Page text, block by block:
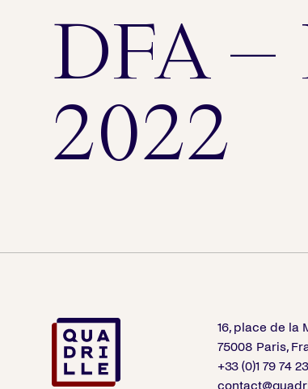
DFA
2022
16, place de la
75008 Paris,
+33 (0)1 79 74